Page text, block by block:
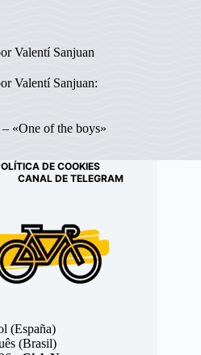
Valentí Sanjuan
Valentí Sanjuan:
«One of the boys»
DE COOKIES
CANAL DE TELEGRAM
(España)
(Brasil)